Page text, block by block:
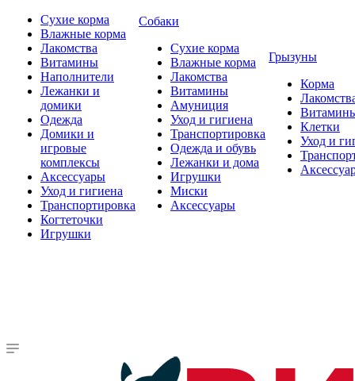
Сухие корма
Влажные корма
Лакомства
Витамины
Наполнители
Лежанки и
домики
Одежда
Домики и
игровые
комплексы
Аксессуары
Уход и гигиена
Транспортировка
Когтеточки
Игрушки
Собаки
Сухие корма
Влажные корма
Лакомства
Витамины
Амуниция
Уход и гигиена
Транспортировка
Одежда и обувь
Лежанки и дома
Игрушки
Миски
Аксессуары
Грызуны
Корма
Клетки
Уход и